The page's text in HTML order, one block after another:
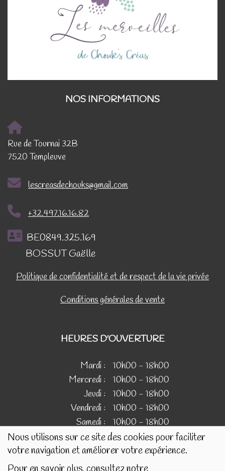
Nous utilisons sur ce site des cookies pour faciliter
votre navigation et améliorer votre expérience.
NOS INFORMATIONS
Rue de Tournai 32B
7520 Templeuve
lescreasdechouks@gmail.com
+32.497.16.16.82
BE0849.325.169
BOSSUT Gaëlle
Politique de confidentialité et de respect de la vie privée
Conditions générales de vente
HEURES D'OUVERTURE
Mardi :
10h00 - 18h00
Mercredi :
10h00 - 18h00
Jeudi :
10h00 - 18h00
Vendredi :
10h00 - 18h00
Samedi :
10h00 - 18h00
IMAGES